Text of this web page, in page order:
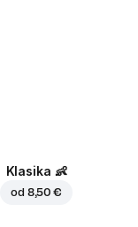
Klasika 👶
od 8,50 €